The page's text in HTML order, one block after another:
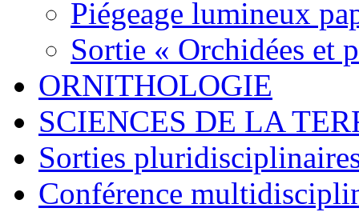
Piégeage lumineux
Sortie « Orchidées et
ORNITHOLOGIE
SCIENCES DE LA
Sorties
Conférence